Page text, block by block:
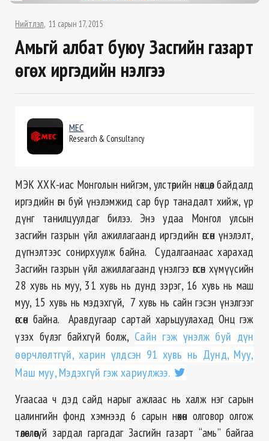
Нийтлэл 11 сарын 17, 2015
Амьгүй албат буюу Засгийн газарт
өгөх иргэдийн үнэлгээ
MEC
Research & Consultancy
MЭК ХХК-иас Монголын нийгэм, улстөрийн нөхцөл байдалд
иргэдийн өгч буй үнэлэмжид сар бүр танадалт хийж, үр
дүнг танилцуулдаг билээ. Энэ удаа Монгол улсын
засгийн газрын үйл ажиллагаанд иргэдийн өгсөн үнэлэлт,
дүгнэлтээс сонирхуулж байна. Судалгаанаас харахад
Засгийн газрын үйл ажиллагаанд үнэлгээ өгсөн хүмүүсийн
28 хувь нь муу, 31 хувь нь дунд зэрэг, 16 хувь нь маш
муу, 15 хувь нь мэдэхгүй, 7 хувь нь сайн гэсэн үнэлгээг
өгсөн байна. Аравдугаар сартай харьцуулахад Онц гэж
үзэх бүлэг байхгүй болж, Сайн гэж үнэлж буй дүн
өөрчлөлтгүй, харин үлдсэн 91 хувь нь Дунд, Муу,
Маш муу, Мэдэхгүй гэж хариулжээ.
Угаасаа ч дэд сайд нарыг ажлаас нь халж нэг сарын
цалингийн фонд хэмнээд 6 сарын нөхөн олговор олгож
төлөвлөөгүй зардал гаргадаг Засгийн газарт “амь” байгаа